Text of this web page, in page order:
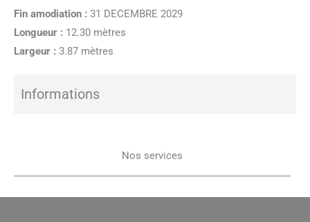
Fin amodiation : 31 DECEMBRE 2029
Longueur : 12.30 mètres
Largeur : 3.87 mètres
Informations
Nos services